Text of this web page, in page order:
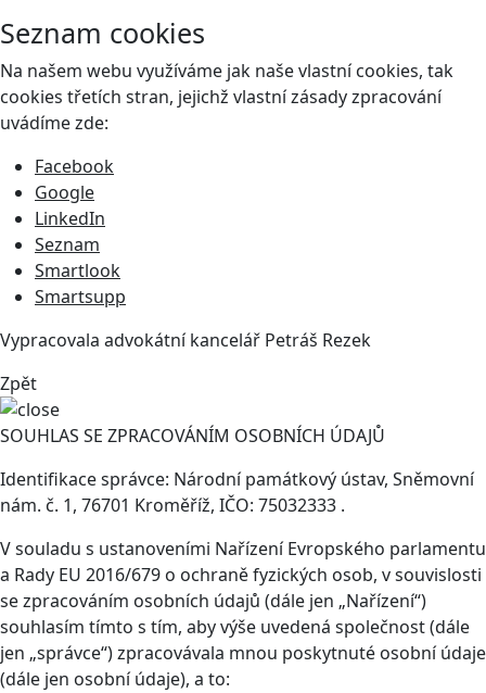
Seznam cookies
Na našem webu využíváme jak naše vlastní cookies, tak
cookies třetích stran, jejichž vlastní zásady zpracování
uvádíme zde:
Facebook
Google
LinkedIn
Seznam
Smartlook
Smartsupp
Vypracovala advokátní kancelář Petráš Rezek
Zpět
SOUHLAS SE ZPRACOVÁNÍM OSOBNÍCH ÚDAJŮ
Identifikace správce: Národní památkový ústav, Sněmovní
nám. č. 1, 76701 Kroměříž, IČO: 75032333 .
V souladu s ustanoveními Nařízení Evropského parlamentu
a Rady EU 2016/679 o ochraně fyzických osob, v souvislosti
se zpracováním osobních údajů (dále jen „Nařízení“)
souhlasím tímto s tím, aby výše uvedená společnost (dále
jen „správce“) zpracovávala mnou poskytnuté osobní údaje
(dále jen osobní údaje), a to: